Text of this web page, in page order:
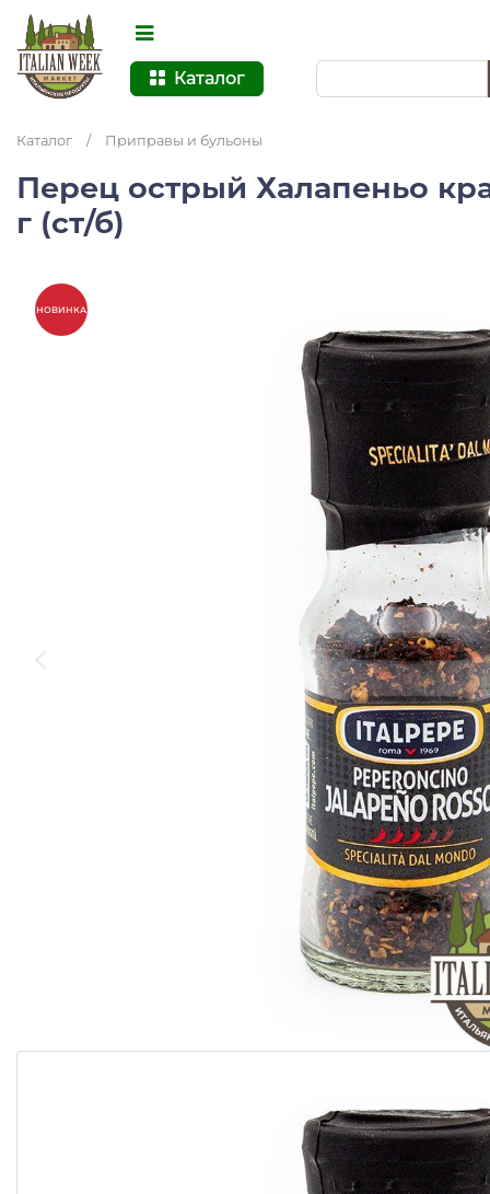
Каталог
Каталог / Приправы и бульоны
Перец острый Халапеньо
г (ст/б)
НОВИНКА